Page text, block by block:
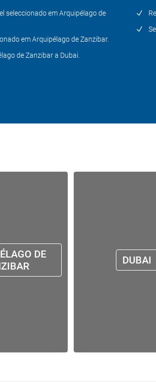
seleccionado em Arquipélago de
em Arquipélago de Zanzibar.
de Zanzibar a Dubai.
DE
DUBAI